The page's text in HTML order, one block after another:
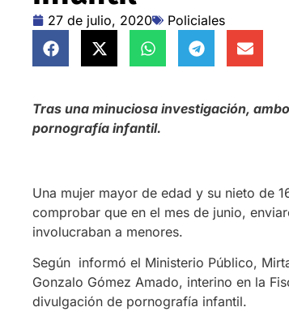
27 de julio, 2020 Policiales
Tras una minuciosa investigación,
pornografía infantil.
Una mujer mayor de edad y su nieto de
comprobar que en el mes de junio,
involucraban a menores.
Según informó el Ministerio Público,
Gonzalo Gómez Amado, interino en la
divulgación de pornografía infantil.